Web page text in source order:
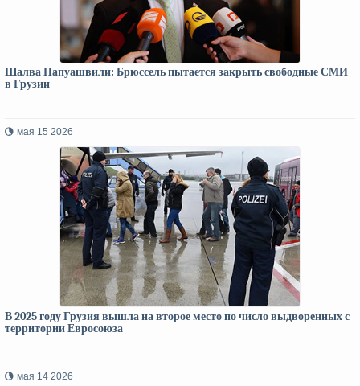
Шалва Папуашвили: Брюссель пытается закрыть свободные СМИ
в Грузии
мая 15 2026
В 2025 году Грузия вышла на второе место по число выдворенных с
территории Евросоюза
мая 14 2026